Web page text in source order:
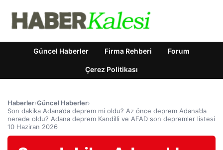
Güncel Haberler Firma Rehberi Forum
Çerez Politikası
Haberler›Güncel Haberler›
Son dakika Adana’da deprem mi oldu? Az önce deprem Adana’da
nerede oldu? Adana deprem Kandilli ve AFAD son depremler listesi
10 Haziran 2026